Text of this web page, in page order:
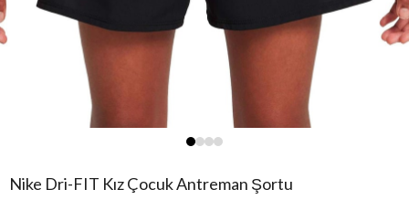
Nike Dri-FIT Kız Çocuk Antreman Şortu